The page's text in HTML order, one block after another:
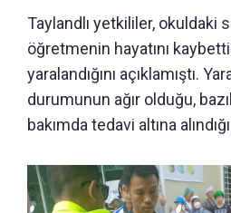
Taylandlı yetkililer, okuldaki
öğretmenin hayatını
yaralandığını açıklamıştı.
durumunun ağır olduğu,
bakımda tedavi altına